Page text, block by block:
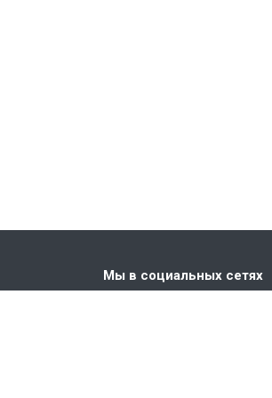
Мы в социальных сетях